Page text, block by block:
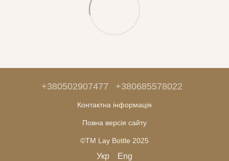
+380502907477 +380685578022
Контактна інформація
Повна версія сайту
©ТМ Lay Bottle 2025
Укр Eng